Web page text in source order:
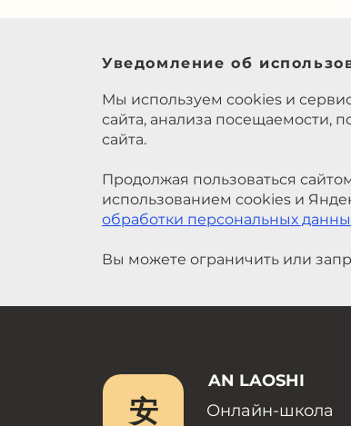
Уведомление об
Мы используем cookies и
сайта, анализа посещаемости,
сайта.
Продолжая пользоваться
использованием cookies и
обработки персональных
Вы можете ограничить или
安
AN LAOSHI
Онлайн-школа